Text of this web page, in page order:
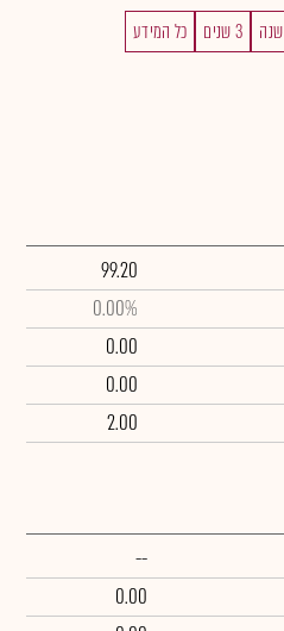
שנה 3 שנים כל המידע
99.20
0.00%
0.00
0.00
2.00
--
0.00